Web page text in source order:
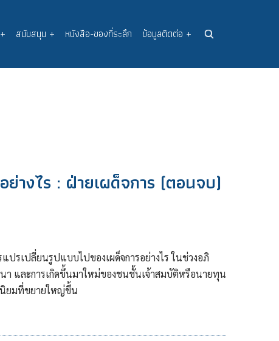
+ สนับสนุน + หนังสือ-ของที่ระลึก ข้อมูลติดต่อ +
ย่างไร : ฝ่ายเผด็จการ (ตอนจบ)
ปรเปลี่ยนรูปแบบไปของเผด็จการอย่างไร ในช่วงอภิ
า และการเกิดขึ้นมาใหม่ของชนชั้นเจ้าสมบัติหรือนายทุน
นิยมที่ขยายใหญ่ขึ้น